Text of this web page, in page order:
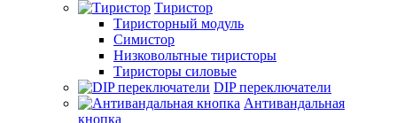
Тиристор
Тиристорный модуль
Симистор
Низковольтные тиристоры
Тиристоры силовые
DIP переключатели
Антивандальная
кнопка